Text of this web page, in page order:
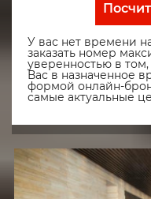
У вас нет времени
заказать номер
уверенностью в том,
Вас в назначенное
формой онлайн-
самые актуальные